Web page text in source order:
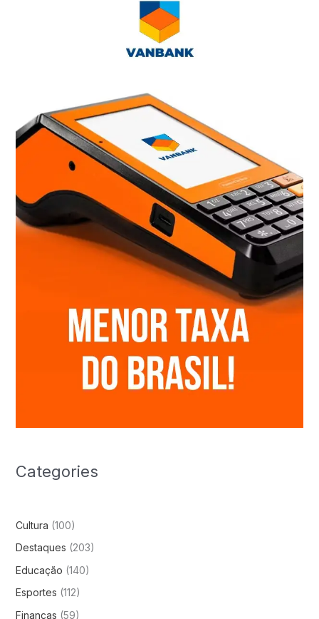
Categories
Cultura (100)
Destaques (203)
Educação (140)
Esportes (112)
Finanças (59)